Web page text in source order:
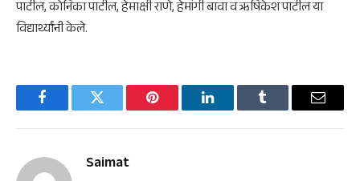
पाटील, कोनिका पाटील, हेमाक्षी राणे, हेमांगी बावा व ऋषिकेश पाटील या
विद्यार्थ्यांनी केले.
FacebookTwitter Pinterest LinkedInTumblr Email
Saimat